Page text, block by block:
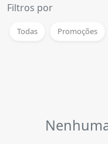
Filtros por
Todas Promoções